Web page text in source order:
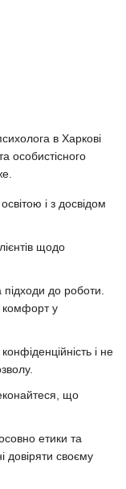
в Харкові
особистісного
і з досвідом
щодо
до роботи.
комфорт у
і не
що
етики та
довіряти своєму